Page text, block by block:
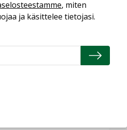
vertailukelpoisuus?
paikalleen
, miten
ja käsittelee tietojasi.